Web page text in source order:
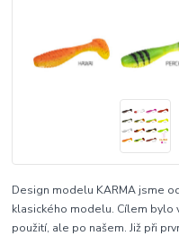
Design modelu KARMA jsme
klasického modelu. Cílem bylo
použití, ale po našem. Již při